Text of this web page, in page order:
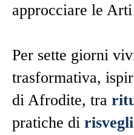
approcciare le Arti
Per sette giorni
trasformativa,
di Afrodite, tra
pratiche di